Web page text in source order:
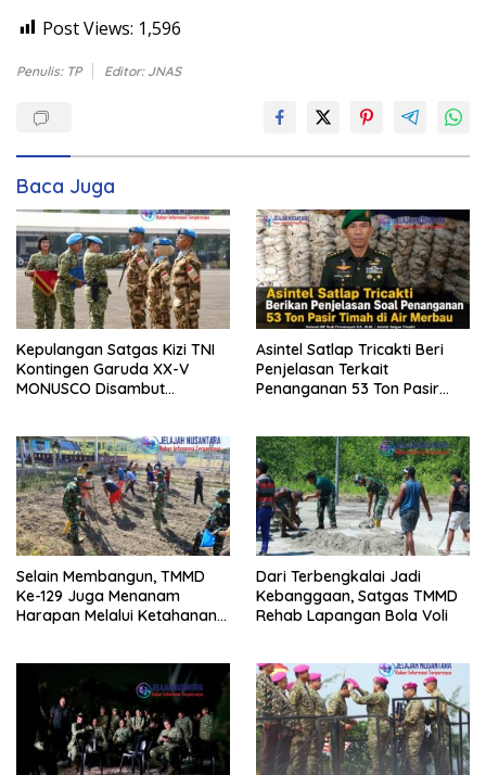
Post Views: 1,596
Penulis: TP Editor: JNAS
Baca Juga
Kepulangan Satgas Kizi TNI
Kontingen Garuda XX-V
MONUSCO Disambut
Asintel Satlap Tricakti Beri
Penjelasan Terkait
Penanganan 53 Ton Pasir
Selain Membangun, TMMD
Ke-129 Juga Menanam
Harapan Melalui Ketahanan
Dari Terbengkalai Jadi
Kebanggaan, Satgas TMMD
Rehab Lapangan Bola Voli